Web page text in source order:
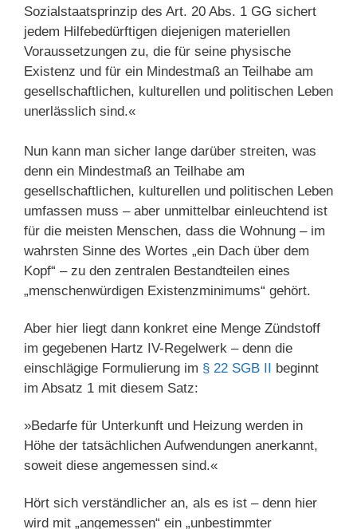
Sozialstaatsprinzip des Art. 20 Abs. 1 GG sichert
jedem Hilfebedürftigen diejenigen materiellen
Voraussetzungen zu, die für seine physische
Existenz und für ein Mindestmaß an Teilhabe am
gesellschaftlichen, kulturellen und politischen Leben
unerlässlich sind.«
Nun kann man sicher lange darüber streiten, was
denn ein Mindestmaß an Teilhabe am
gesellschaftlichen, kulturellen und politischen Leben
umfassen muss – aber unmittelbar einleuchtend ist
für die meisten Menschen, dass die Wohnung – im
wahrsten Sinne des Wortes „ein Dach über dem
Kopf“ – zu den zentralen Bestandteilen eines
„menschenwürdigen Existenzminimums“ gehört.
Aber hier liegt dann konkret eine Menge Zündstoff
im gegebenen Hartz IV-Regelwerk – denn die
einschlägige Formulierung im § 22 SGB II beginnt
im Absatz 1 mit diesem Satz:
»Bedarfe für Unterkunft und Heizung werden in
Höhe der tatsächlichen Aufwendungen anerkannt,
soweit diese angemessen sind.«
Hört sich verständlicher an, als es ist – denn hier
wird mit „angemessen“ ein „unbestimmter